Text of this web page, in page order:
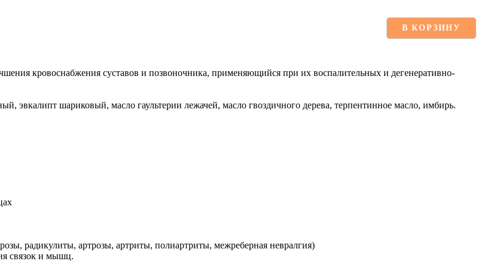
В КОРЗИНУ
кровоснабжения суставов и позвоночника, применяющийся при их воспалительных и дегенеративно-
эвкалипт шариковый, масло гаультерии лежачей, масло гвоздичного дерева, терпентинное масло, имбирь.
радикулиты, артрозы, артриты, полиартриты, межреберная невралгия)
связок и мышц.